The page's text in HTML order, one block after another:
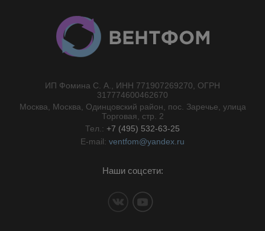
ИП Фомина С. А., ИНН 771907269270, ОГРН
317774600462670
Москва, Москва, Одинцовский район, пос. Заречье, улица
Торговая, стр. 2
Тел.: +7 (495) 532-63-25
E-mail: ventfom@yandex.ru
Наши соцсети: